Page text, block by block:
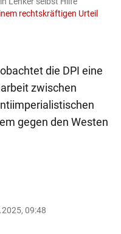
rechtskräftigen Urteil
die DPI eine
zwischen
gegen den Westen
09:48